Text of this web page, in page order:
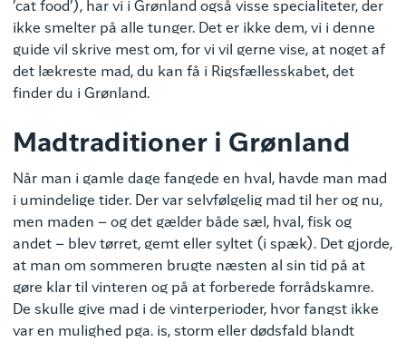
’cat food’), har vi i Grønland også visse specialiteter, der
ikke smelter på alle tunger. Det er ikke dem, vi i denne
guide vil skrive mest om, for vi vil gerne vise, at noget af
det lækreste mad, du kan få i Rigsfællesskabet, det
finder du i Grønland.
Madtraditioner i Grønland
Når man i gamle dage fangede en hval, havde man mad
i umindelige tider. Der var selvfølgelig mad til her og nu,
men maden – og det gælder både sæl, hval, fisk og
andet – blev tørret, gemt eller syltet (i spæk). Det gjorde,
at man om sommeren brugte næsten al sin tid på at
gøre klar til vinteren og på at forberede forrådskamre.
De skulle give mad i de vinterperioder, hvor fangst ikke
var en mulighed pga. is, storm eller dødsfald blandt